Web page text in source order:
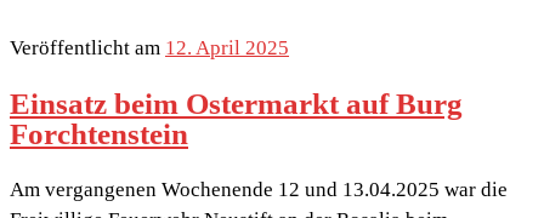
Veröffentlicht am 12. April 2025
Einsatz beim Ostermarkt auf Burg
Forchtenstein
Am vergangenen Wochenende 12 und 13.04.2025 war die